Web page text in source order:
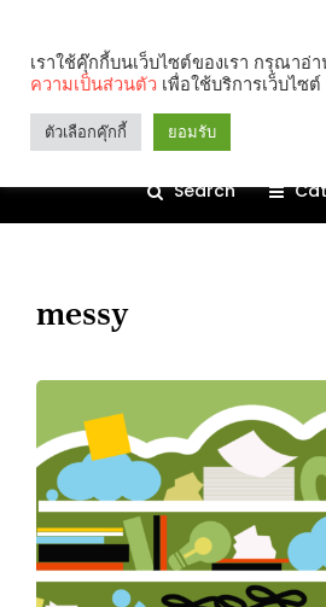
Search
messy
เราใช้คุ๊กกี้บนเว็บไซต์ของเรา กรุณาอ่
ความเป็นส่วนตัว เพื่อใช้บริการเว็บไซต์
ตัวเลือกคุ๊กกี้ ยอมรับ